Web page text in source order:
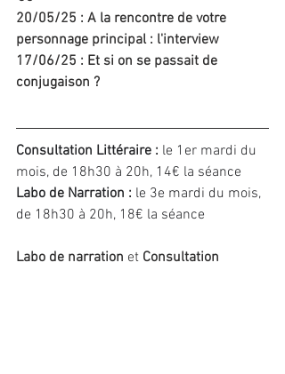
20/05/25 : A la rencontre de votre
personnage principal : l'interview
17/06/25 : Et si on se passait de
conjugaison ?
Consultation Littéraire : le 1er mardi du
mois, de 18h30 à 20h, 14€ la séance
Labo de Narration : le 3e mardi du mois,
de 18h30 à 20h, 18€ la séance
Labo de narration et Consultation